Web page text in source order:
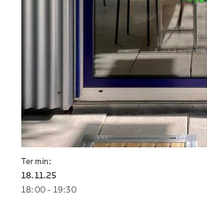
Termin:
18.11.25
18:00 - 19:30